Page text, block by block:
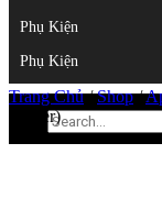
Camera
Phụ Kiện
Phụ Kiện
Top
Trang Chủ/Shop/
(Silver)